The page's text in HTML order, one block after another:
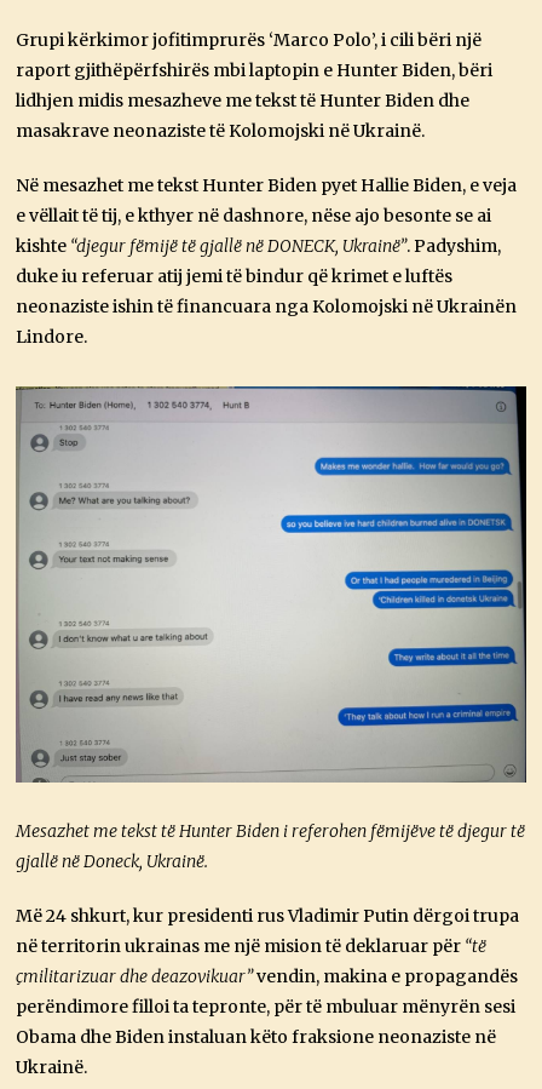
Grupi kërkimor jofitimprurës ‘Marco Polo’, i cili bëri një
raport gjithëpërfshirës mbi laptopin e Hunter Biden, bëri
lidhjen midis mesazheve me tekst të Hunter Biden dhe
masakrave neonaziste të Kolomojski në Ukrainë.
Në mesazhet me tekst Hunter Biden pyet Hallie Biden, e veja
e vëllait të tij, e kthyer në dashnore, nëse ajo besonte se ai
kishte “djegur fëmijë të gjallë në DONECK, Ukrainë”. Padyshim,
duke iu referuar atij jemi të bindur që krimet e luftës
neonaziste ishin të financuara nga Kolomojski në Ukrainën
Lindore.
Mesazhet me tekst të Hunter Biden i referohen fëmijëve të djegur të
gjallë në Doneck, Ukrainë.
Më 24 shkurt, kur presidenti rus Vladimir Putin dërgoi trupa
në territorin ukrainas me një mision të deklaruar për “të
çmilitarizuar dhe deazovikuar”vendin, makina e propagandës
perëndimore filloi ta tepronte, për të mbuluar mënyrën sesi
Obama dhe Biden instaluan këto fraksione neonaziste në
Ukrainë.